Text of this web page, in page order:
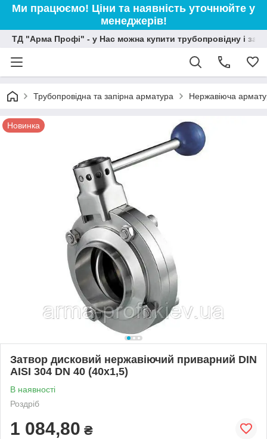
Ми працюємо! Ціни та наявність уточнюйте у
менеджерів!
ТД "Арма Профі" - у Нас можна купити трубопровідну і
Трубопровідна та запірна арматура Нержавіюча
Новинка
Затвор дисковий нержавіючий приварний DIN
AISI 304 DN 40 (40х1,5)
В наявності
Роздріб
1 084,80 ₴